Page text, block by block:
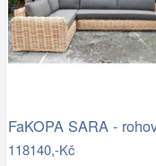
118140,-Kč